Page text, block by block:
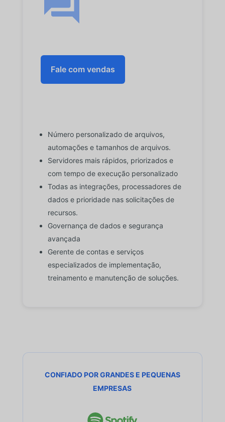
Fale com vendas
Número personalizado de arquivos,
automações e tamanhos de arquivos.
Servidores mais rápidos, priorizados e
com tempo de execução personalizado
Todas as integrações, processadores de
dados e prioridade nas solicitações de
recursos.
Governança de dados e segurança
avançada
Gerente de contas e serviços
especializados de implementação,
treinamento e manutenção de soluções.
CONFIADO POR GRANDES E PEQUENAS
EMPRESAS